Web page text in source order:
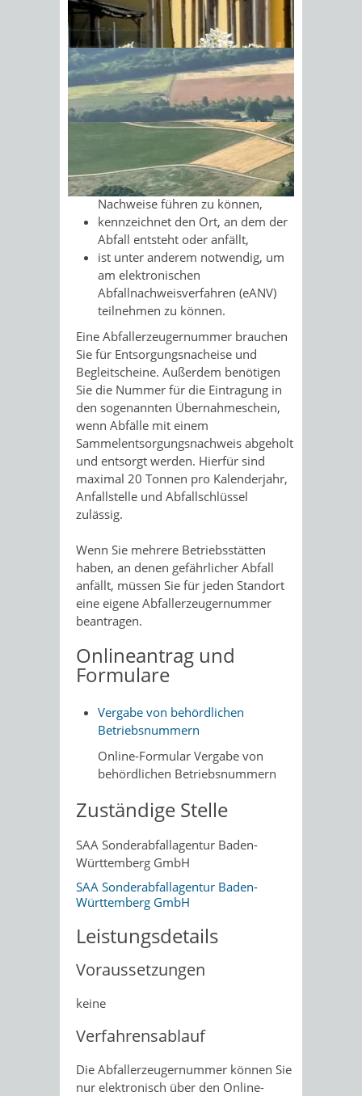
Sonnenschein am Morgen im
Ahornwald
entsorgen haben, benötigen Sie eine
Abfallerzeugernummer.
Die Abfallerzeugernummer
ist eine neunstellige
Identifikationsnummer, die Sie als
Abfallerzeuger beziehungsweise
als Abfallbesitzer brauchen, um die
bei der Entsorgung gefährlicher
Abfälle vorgeschriebenen
Nachweise führen zu können,
kennzeichnet den Ort, an dem der
Abfall entsteht oder anfällt,
ist unter anderem notwendig, um
am elektronischen
Abfallnachweisverfahren (eANV)
teilnehmen zu können.
Eine Abfallerzeugernummer brauchen
Sie für Entsorgungsnacheise und
Begleitscheine. Außerdem benötigen
Sie die Nummer für die Eintragung in
den sogenannten Übernahmeschein,
wenn Abfälle mit einem
Sammelentsorgungsnachweis abgeholt
und entsorgt werden. Hierfür sind
maximal 20 Tonnen pro Kalenderjahr,
Anfallstelle und Abfallschlüssel
zulässig.
Wenn Sie mehrere Betriebsstätten
haben, an denen gefährlicher Abfall
anfällt, müssen Sie für jeden Standort
eine eigene Abfallerzeugernummer
beantragen.
Onlineantrag und
Formulare
Vergabe von behördlichen
Betriebsnummern
Online-Formular Vergabe von
behördlichen Betriebsnummern
Zuständige Stelle
SAA Sonderabfallagentur Baden-
Württemberg GmbH
SAA Sonderabfallagentur Baden-
Württemberg GmbH
Leistungsdetails
Voraussetzungen
keine
Verfahrensablauf
Die Abfallerzeugernummer können Sie
nur elektronisch über den Online-